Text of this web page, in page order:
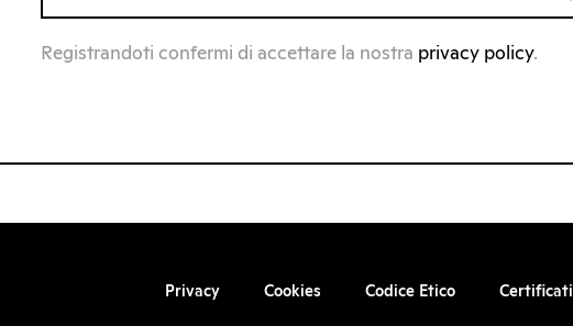
Registrandoti confermi di accettare la nostra privacy policy.
Privacy Cookies Codice Etico Certificati